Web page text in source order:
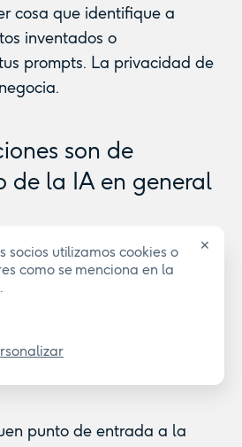
cosa que identifique a
inventados o
prompts. La privacidad de
son de
de la IA en general
Hay otras
con la legislación española
tareas
punto de entrada a la
socios utilizamos cookies o
como se menciona en la
.
✕